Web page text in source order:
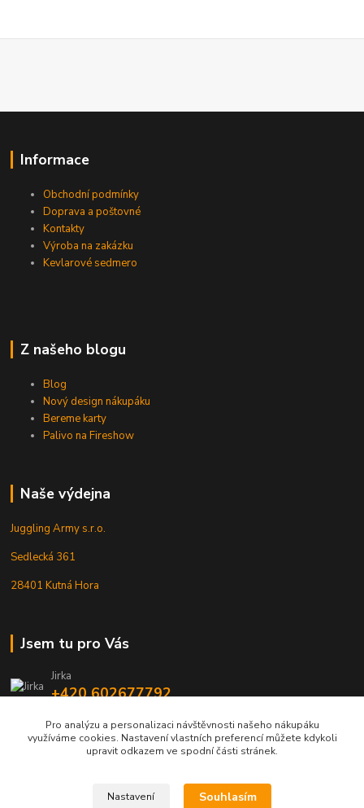
Informace
Obchodní podmínky
Doprava a poštovné
Kontakty
Výroba na zakázku
Kevlarové sedmero
Z našeho blogu
Blog
Nový design nákupáku
Bereme karty
Palivo na Fireshow
Naše výdejna
Juggling Army s.r.o.
Sedlecká 361
28401 Kutná Hora
Jsem tu pro Vás
Jirka
+420 602677792
info@jarmy.cz
Pro analýzu a personalizaci návštěvnosti našeho nákupáku
využíváme cookies. Nastavení vlastních preferencí můžete kdykoli
upravit odkazem ve spodní části stránek.
Nastavení Souhlasím